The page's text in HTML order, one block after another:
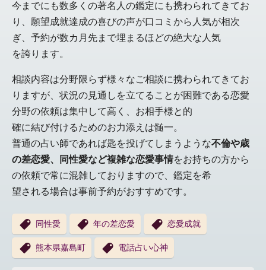
今までにも数多くの著名人の鑑定にも携わられてきてお
り、願望成就達成の喜びの声が口コミから人気が相次
ぎ、予約が数カ月先まで埋まるほどの絶大な人気
を誇ります。
相談内容は分野限らず様々なご相談に携わられてきてお
りますが、状況の見通しを立てることが困難である恋愛
分野の依頼は集中して高く、お相手様と的
確に結び付けるためのお力添えは髄一。
普通の占い師であれば匙を投げてしまうような不倫や歳
の差恋愛、同性愛など複雑な恋愛事情をお持ちの方から
の依頼で常に混雑しておりますので、鑑定を希
望される場合は事前予約がおすすめです。
同性愛 年の差恋愛 恋愛成就
熊本県嘉島町 電話占い心神